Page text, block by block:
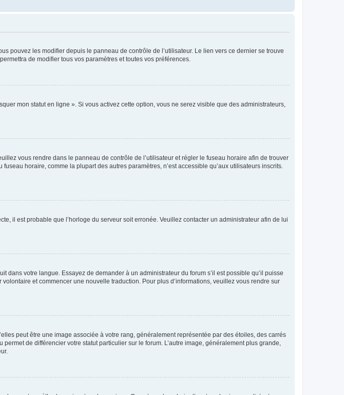
pouvez les modifier depuis le panneau de contrôle de l’utilisateur. Le lien vers ce dernier se trouve
de modifier tous vos paramètres et toutes vos préférences.
mon statut en ligne ». Si vous activez cette option, vous ne serez visible que des administrateurs,
vous rendre dans le panneau de contrôle de l’utilisateur et régler le fuseau horaire afin de trouver
horaire, comme la plupart des autres paramètres, n’est accessible qu’aux utilisateurs inscrits.
il est probable que l’horloge du serveur soit erronée. Veuillez contacter un administrateur afin de lui
dans votre langue. Essayez de demander à un administrateur du forum s’il est possible qu’il puisse
et commencer une nouvelle traduction. Pour plus d’informations, veuillez vous rendre sur
peut être une image associée à votre rang, généralement représentée par des étoiles, des carrés
de différencier votre statut particulier sur le forum. L’autre image, généralement plus grande,